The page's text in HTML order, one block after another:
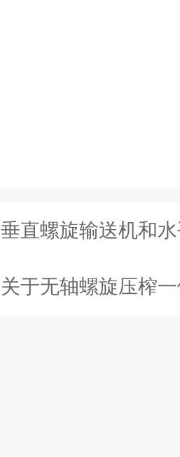
垂直螺旋输送机和水平螺
关于无轴螺旋压榨一体机你的了解